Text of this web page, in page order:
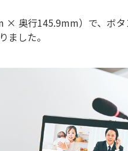
奥行145.9mm）で、ボ
ました。